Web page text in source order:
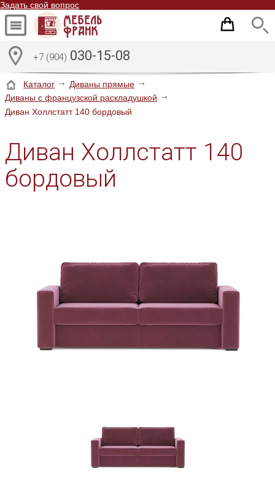
Задать свой вопрос
+7 (904) 030-15-08
Каталог
Диваны прямые
Диваны с французской раскладушкой
Диван Холлстатт 140 бордовый
Диван Холлстатт 140
бордовый